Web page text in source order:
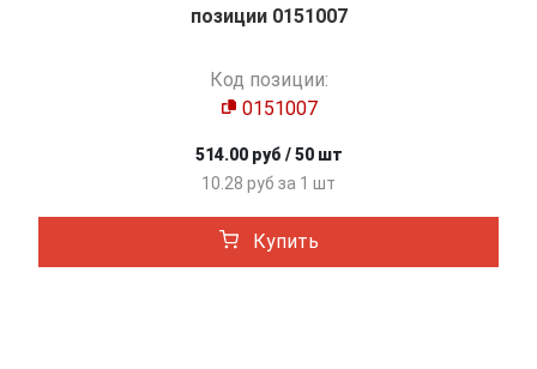
позиции 0151007
Код позиции:
0151007
514.00 руб / 50 шт
10.28 руб за 1 шт
Купить